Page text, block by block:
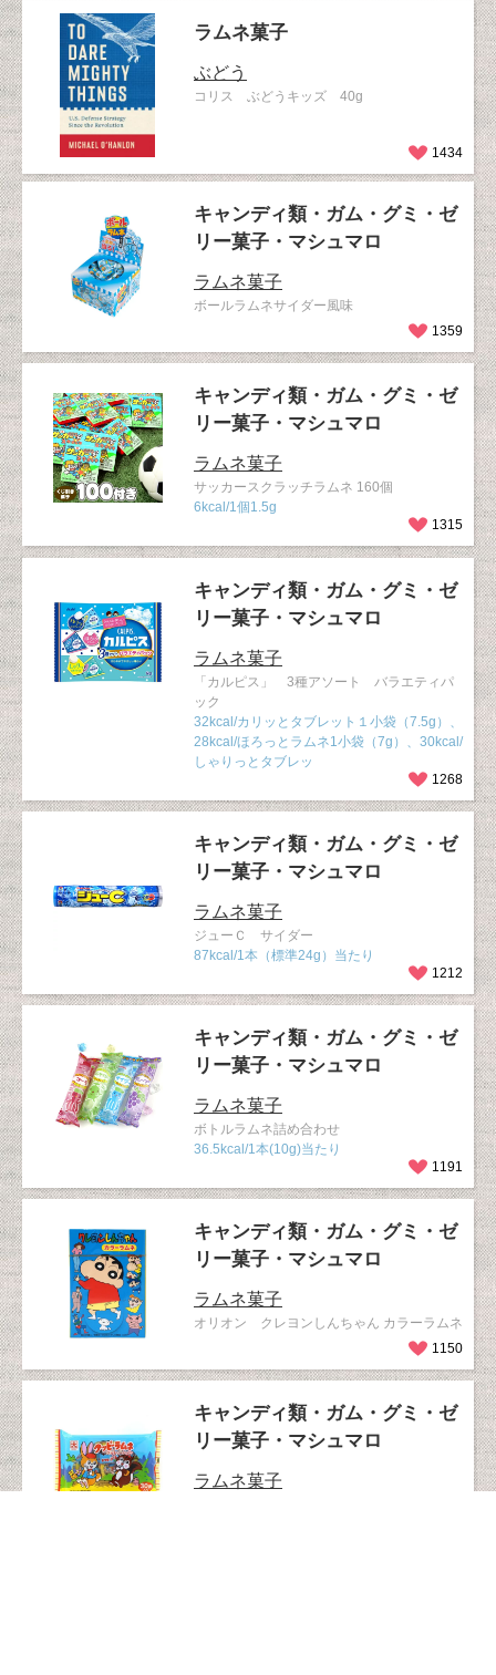
ラムネ菓子
ぶどう
コリス ぶどうキッズ 40g
1434
キャンディ類・ガム・グミ・ゼ
リー菓子・マシュマロ
ラムネ菓子
ボールラムネサイダー風味
1359
キャンディ類・ガム・グミ・ゼ
リー菓子・マシュマロ
ラムネ菓子
サッカースクラッチラムネ 160個
6kcal/1個1.5g
1315
キャンディ類・ガム・グミ・ゼ
リー菓子・マシュマロ
ラムネ菓子
「カルピス」 3種アソート バラエティパ
ック
32kcal/カリッとタブレット１小袋（7.5g）、
28kcal/ほろっとラムネ1小袋（7g）、30kcal/
しゃりっとタブレッ
1268
キャンディ類・ガム・グミ・ゼ
リー菓子・マシュマロ
ラムネ菓子
ジューＣ サイダー
87kcal/1本（標準24g）当たり
1212
キャンディ類・ガム・グミ・ゼ
リー菓子・マシュマロ
ラムネ菓子
ボトルラムネ詰め合わせ
36.5kcal/1本(10g)当たり
1191
キャンディ類・ガム・グミ・ゼ
リー菓子・マシュマロ
ラムネ菓子
オリオン クレヨンしんちゃん カラーラムネ
1150
キャンディ類・ガム・グミ・ゼ
リー菓子・マシュマロ
ラムネ菓子